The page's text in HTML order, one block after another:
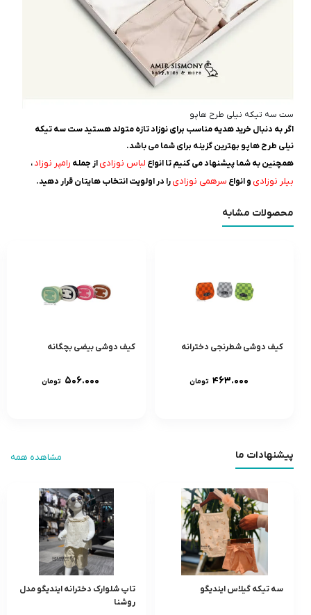
ست سه تیکه نیلی طرح هاپو
اگر به دنبال خرید هدیه مناسب برای نوزاد تازه متولد هستید ست سه تیکه
نیلی طرح هاپو بهترین گزینه برای شما می باشد.
همچنین به شما پیشنهاد می کنیم تا انواع لباس نوزادیاز جمله رامپر نوزاد،
بیلر نوزادی و انواع سرهمی نوزادیرا در اولویت انتخاب هایتان قرار دهید.
محصولات مشابه
کیف دوشی شطرنجی دخترانه
۴۶۳.۰۰۰ تومان
کیف دوشی بیضی بچگانه
۵۰۶.۰۰۰ تومان
پیشنهادات ما مشاهده همه
سه تیکه گیلاس ایندیگو
تاپ شلوارک دخترانه ایندیگو مدل
روشنا